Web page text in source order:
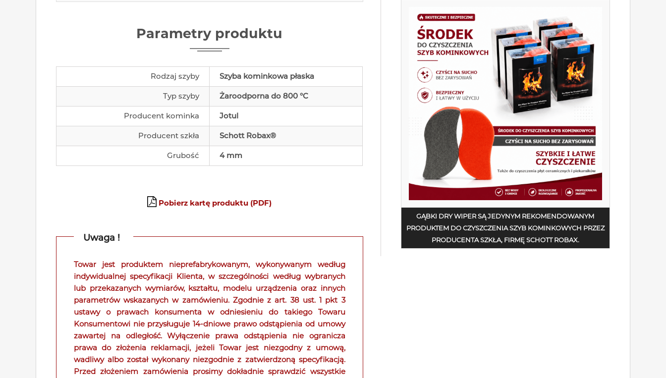
Parametry produktu
Rodzaj szyby Szyba kominkowa płaska
Typ szyby Żaroodporna do 800 °C
Producent kominka Jotul
Producent szkła Schott Robax®
Grubość 4 mm
Pobierz kartę produktu (PDF)
Uwaga !
Towar jest produktem nieprefabrykowanym, wykonywanym według
indywidualnej specyfikacji Klienta, w szczególności według wybranych
lub przekazanych wymiarów, kształtu, modelu urządzenia oraz innych
parametrów wskazanych w zamówieniu. Zgodnie z art. 38 ust. 1 pkt 3
ustawy o prawach konsumenta w odniesieniu do takiego Towaru
Konsumentowi nie przysługuje 14-dniowe prawo odstąpienia od umowy
zawartej na odległość. Wyłączenie prawa odstąpienia nie ogranicza
prawa do złożenia reklamacji, jeżeli Towar jest niezgodny z umową,
wadliwy albo został wykonany niezgodnie z zatwierdzoną specyfikacją.
Przed złożeniem zamówienia prosimy dokładnie sprawdzić wszystkie
GĄBKI DRY WIPER SĄ JEDYNYM REKOMENDOWANYM
PRODUKTEM DO CZYSZCZENIA SZYB KOMINKOWYCH PRZEZ
PRODUCENTA SZKŁA, FIRMĘ SCHOTT ROBAX.